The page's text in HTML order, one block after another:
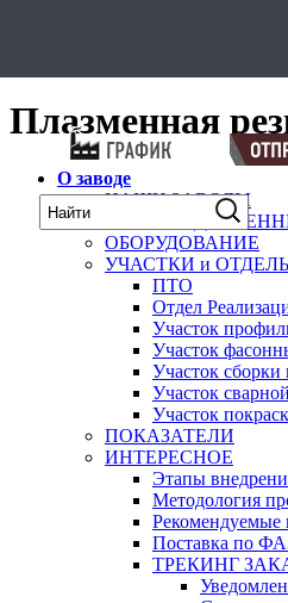
Плазменная
О заводе
НАШИ ЗАВОДЫ
ОБОРУДОВАНИЕ
УЧАСТКИ и
ПТО
Отдел
Участок
Участок
Участок сборки
Участок
Участок
ПОКАЗАТЕЛИ
ИНТЕРЕСНОЕ
Этапы
Методология
Рекомендуемые
Поставка по
ТРЕКИНГ